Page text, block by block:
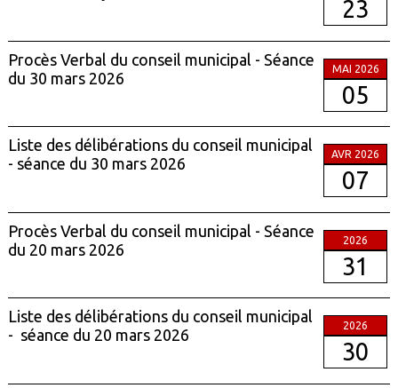
23
Procès Verbal du conseil municipal - Séance
du 30 mars 2026
MAI 2026
05
Liste des délibérations du conseil municipal
- séance du 30 mars 2026
AVR 2026
07
Procès Verbal du conseil municipal - Séance
du 20 mars 2026
2026
31
Liste des délibérations du conseil municipal
- séance du 20 mars 2026
2026
30